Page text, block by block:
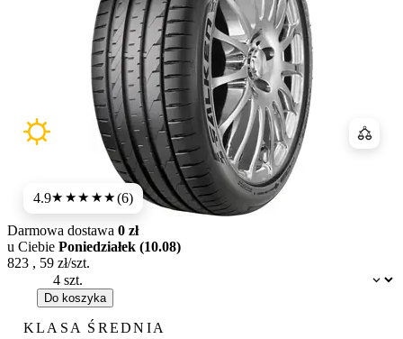
4.9★★★★★(6)
Dostępność:
Darmowa dostawa 0 zł
u Ciebie Poniedziałek (10.08)
823 , 59 zł/szt.
Do koszyka
KLASA ŚREDNIA